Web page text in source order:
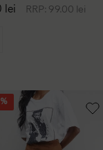
lei RRP: 99.00 lei